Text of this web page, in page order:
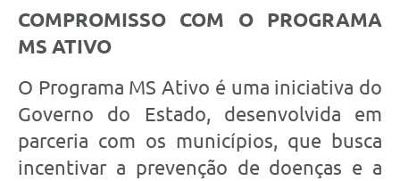
COMPROMISSO COM O PROGRAMA
MS ATIVO
O Programa MS Ativo é uma iniciativa do
Governo do Estado, desenvolvida em
parceria com os municípios, que busca
incentivar a prevenção de doenças e a